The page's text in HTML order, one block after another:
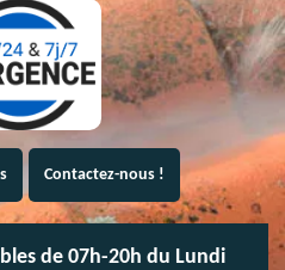
Contactez-nous !
de 07h-20h du Lundi